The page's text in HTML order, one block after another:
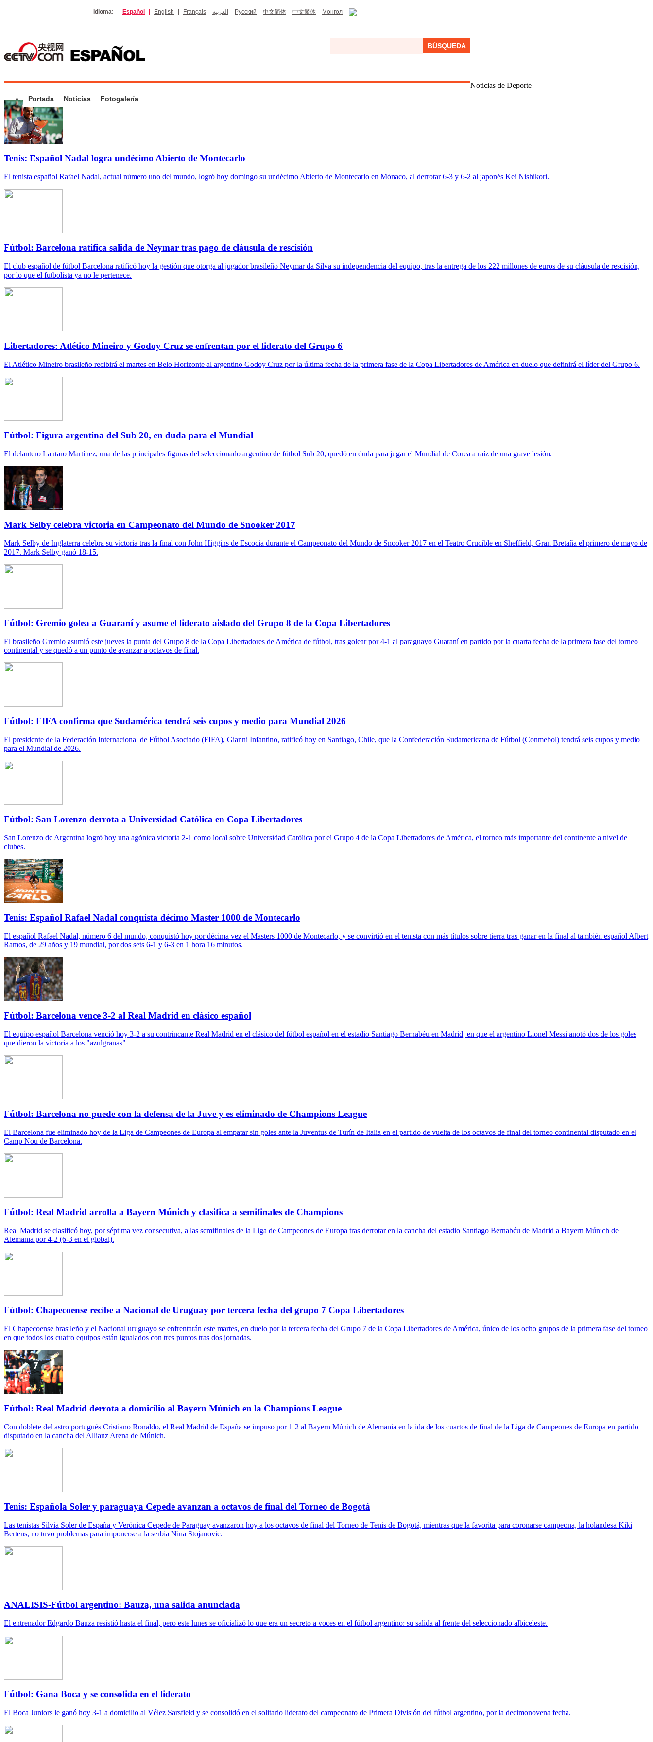
Idioma: Español English Français العربية Русский 中文简体 中文繁体 Монгол
BÚSQUEDA
Portada Noticias Fotogalería
Noticias de Deporte
Tenis: Español Nadal logra undécimo Abierto de Montecarlo
El tenista español Rafael Nadal, actual número uno del mundo, logró hoy domingo su undécimo Abierto de Montecarlo en Mónaco, al derrotar 6-3 y 6-2 al japonés Kei Nishikori.
Fútbol: Barcelona ratifica salida de Neymar tras pago de cláusula de rescisión
El club español de fútbol Barcelona ratificó hoy la gestión que otorga al jugador brasileño Neymar da Silva su independencia del equipo, tras la entrega de los 222 millones de euros de su cláusula de rescisión,
por lo que el futbolista ya no le pertenece.
Libertadores: Atlético Mineiro y Godoy Cruz se enfrentan por el liderato del Grupo 6
El Atlético Mineiro brasileño recibirá el martes en Belo Horizonte al argentino Godoy Cruz por la última fecha de la primera fase de la Copa Libertadores de América en duelo que definirá el líder del Grupo 6.
Fútbol: Figura argentina del Sub 20, en duda para el Mundial
El delantero Lautaro Martínez, una de las principales figuras del seleccionado argentino de fútbol Sub 20, quedó en duda para jugar el Mundial de Corea a raíz de una grave lesión.
Mark Selby celebra victoria en Campeonato del Mundo de Snooker 2017
Mark Selby de Inglaterra celebra su victoria tras la final con John Higgins de Escocia durante el Campeonato del Mundo de Snooker 2017 en el Teatro Crucible en Sheffield, Gran Bretaña el primero de mayo de
2017. Mark Selby ganó 18-15.
Fútbol: Gremio golea a Guaraní y asume el liderato aislado del Grupo 8 de la Copa Libertadores
El brasileño Gremio asumió este jueves la punta del Grupo 8 de la Copa Libertadores de América de fútbol, tras golear por 4-1 al paraguayo Guaraní en partido por la cuarta fecha de la primera fase del torneo
continental y se quedó a un punto de avanzar a octavos de final.
Fútbol: FIFA confirma que Sudamérica tendrá seis cupos y medio para Mundial 2026
El presidente de la Federación Internacional de Fútbol Asociado (FIFA), Gianni Infantino, ratificó hoy en Santiago, Chile, que la Confederación Sudamericana de Fútbol (Conmebol) tendrá seis cupos y medio
para el Mundial de 2026.
Fútbol: San Lorenzo derrota a Universidad Católica en Copa Libertadores
San Lorenzo de Argentina logró hoy una agónica victoria 2-1 como local sobre Universidad Católica por el Grupo 4 de la Copa Libertadores de América, el torneo más importante del continente a nivel de
clubes.
Tenis: Español Rafael Nadal conquista décimo Master 1000 de Montecarlo
El español Rafael Nadal, número 6 del mundo, conquistó hoy por décima vez el Masters 1000 de Montecarlo, y se convirtió en el tenista con más títulos sobre tierra tras ganar en la final al también español Albert
Ramos, de 29 años y 19 mundial, por dos sets 6-1 y 6-3 en 1 hora 16 minutos.
Fútbol: Barcelona vence 3-2 al Real Madrid en clásico español
El equipo español Barcelona venció hoy 3-2 a su contrincante Real Madrid en el clásico del fútbol español en el estadio Santiago Bernabéu en Madrid, en que el argentino Lionel Messi anotó dos de los goles
que dieron la victoria a los "azulgranas".
Fútbol: Barcelona no puede con la defensa de la Juve y es eliminado de Champions League
El Barcelona fue eliminado hoy de la Liga de Campeones de Europa al empatar sin goles ante la Juventus de Turín de Italia en el partido de vuelta de los octavos de final del torneo continental disputado en el
Camp Nou de Barcelona.
Fútbol: Real Madrid arrolla a Bayern Múnich y clasifica a semifinales de Champions
Real Madrid se clasificó hoy, por séptima vez consecutiva, a las semifinales de la Liga de Campeones de Europa tras derrotar en la cancha del estadio Santiago Bernabéu de Madrid a Bayern Múnich de
Alemania por 4-2 (6-3 en el global).
Fútbol: Chapecoense recibe a Nacional de Uruguay por tercera fecha del grupo 7 Copa Libertadores
El Chapecoense brasileño y el Nacional uruguayo se enfrentarán este martes, en duelo por la tercera fecha del Grupo 7 de la Copa Libertadores de América, único de los ocho grupos de la primera fase del torneo
en que todos los cuatro equipos están igualados con tres puntos tras dos jornadas.
Fútbol: Real Madrid derrota a domicilio al Bayern Múnich en la Champions League
Con doblete del astro portugués Cristiano Ronaldo, el Real Madrid de España se impuso por 1-2 al Bayern Múnich de Alemania en la ida de los cuartos de final de la Liga de Campeones de Europa en partido
disputado en la cancha del Allianz Arena de Múnich.
Tenis: Española Soler y paraguaya Cepede avanzan a octavos de final del Torneo de Bogotá
Las tenistas Silvia Soler de España y Verónica Cepede de Paraguay avanzaron hoy a los octavos de final del Torneo de Tenis de Bogotá, mientras que la favorita para coronarse campeona, la holandesa Kiki
Bertens, no tuvo problemas para imponerse a la serbia Nina Stojanovic.
ANALISIS-Fútbol argentino: Bauza, una salida anunciada
El entrenador Edgardo Bauza resistió hasta el final, pero este lunes se oficializó lo que era un secreto a voces en el fútbol argentino: su salida al frente del seleccionado albiceleste.
Fútbol: Gana Boca y se consolida en el liderato
El Boca Juniors le ganó hoy 3-1 a domicilio al Vélez Sarsfield y se consolidó en el solitario liderato del campeonato de Primera División del fútbol argentino, por la decimonovena fecha.